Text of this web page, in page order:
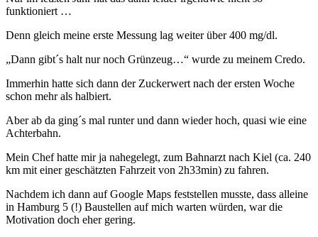
funktioniert …
Denn gleich meine erste Messung lag weiter über 400 mg/dl.
„Dann gibt´s halt nur noch Grünzeug…“ wurde zu meinem Credo.
Immerhin hatte sich dann der Zuckerwert nach der ersten Woche
schon mehr als halbiert.
Aber ab da ging´s mal runter und dann wieder hoch, quasi wie eine
Achterbahn.
Mein Chef hatte mir ja nahegelegt, zum Bahnarzt nach Kiel (ca. 240
km mit einer geschätzten Fahrzeit von 2h33min) zu fahren.
Nachdem ich dann auf Google Maps feststellen musste, dass alleine
in Hamburg 5 (!) Baustellen auf mich warten würden, war die
Motivation doch eher gering.